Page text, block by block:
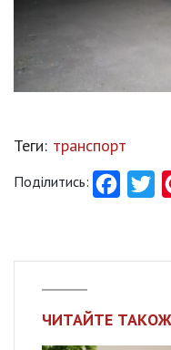
Теги: транспорт
Поділитись:
ЧИТАЙТЕ ТАКОЖ